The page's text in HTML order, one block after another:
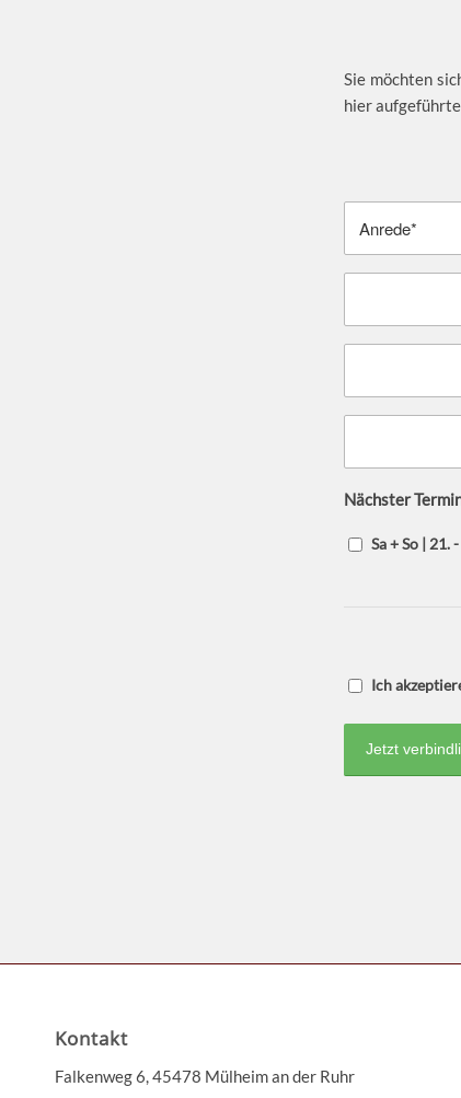
Sie möchten
hier
Nächster
Sa + So | 21.
Ich
Kontakt
Falkenweg 6, 45478 Mülheim an der Ruhr